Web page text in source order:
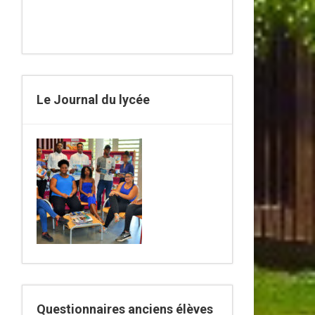
Le Journal du lycée
Questionnaires anciens élèves